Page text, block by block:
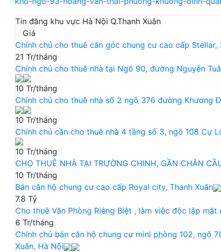
Tin đăng khu vực Hà Nội Q.Thanh Xuân
Giá
Chính chủ cho thuê căn góc chung cư cao cấp Stellar,
21 Tr/tháng
Chính chủ cho thuê nhà tại Ngõ 90, đường Nguyễn
10 Tr/tháng
Chính chủ cho thuê nhà số 2 ngõ 376 đường Khương
10 Tr/tháng
Chính chủ cần cho thuê nhà 4 tầng số 3, ngõ 108 Cự
10 Tr/tháng
CHO THUÊ NHÀ TẠI TRƯỜNG CHINH, GẦN CHÂN
10 Tr/tháng
Bán căn hộ chung cư cao cấp Royal city, Thanh Xuân
7.8 Tỷ
Cho thuê Văn Phòng Riêng Biệt , làm việc độc lập mặt
6 Tr/tháng
Chính chủ bán căn hộ chung cư mini phòng 102, ngõ
Xuân, Hà Nội